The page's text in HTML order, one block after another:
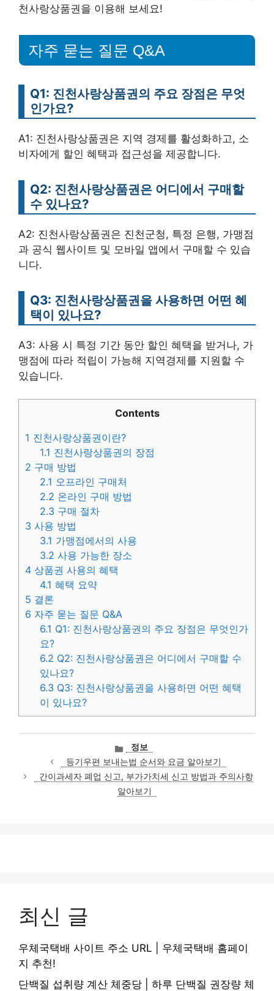
천사랑상품권을 이용해 보세요!
자주 묻는 질문 Q&A
Q1: 진천사랑상품권의 주요 장점은 무엇
인가요?
A1: 진천사랑상품권은 지역 경제를 활성화하고, 소
비자에게 할인 혜택과 접근성을 제공합니다.
Q2: 진천사랑상품권은 어디에서 구매할
수 있나요?
A2: 진천사랑상품권은 진천군청, 특정 은행, 가맹점
과 공식 웹사이트 및 모바일 앱에서 구매할 수 있습
니다.
Q3: 진천사랑상품권을 사용하면 어떤 혜
택이 있나요?
A3: 사용 시 특정 기간 동안 할인 혜택을 받거나, 가
맹점에 따라 적립이 가능해 지역경제를 지원할 수
있습니다.
Contents
1 진천사랑상품권이란?
1.1 진천사랑상품권의 장점
2 구매 방법
2.1 오프라인 구매처
2.2 온라인 구매 방법
2.3 구매 절차
3 사용 방법
3.1 가맹점에서의 사용
3.2 사용 가능한 장소
4 상품권 사용의 혜택
4.1 혜택 요약
5 결론
6 자주 묻는 질문 Q&A
6.1 Q1: 진천사랑상품권의 주요 장점은 무엇인가
요?
6.2 Q2: 진천사랑상품권은 어디에서 구매할 수
있나요?
6.3 Q3: 진천사랑상품권을 사용하면 어떤 혜택
이 있나요?
카
테
고
리
정보
등기우편 보내는법 순서와 요금 알아보기
간이과세자 폐업 신고, 부가가치세 신고 방법과 주의사항
알아보기
최신 글
우체국택배 사이트 주소 URL | 우체국택배 홈페이
지 추천!
단백질 섭취량 계산 체중당 | 하루 단백질 권장량 체